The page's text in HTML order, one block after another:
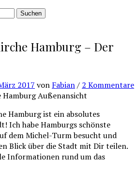
Hamburg – Der
2017 von Fabian/ 2 Kommentare
Hamburg ist ein absolutes
Ich habe Hamburgs schönste
dem Michel-Turm besucht und
Blick über die Stadt mit Dir teilen.
Informationen rund um das